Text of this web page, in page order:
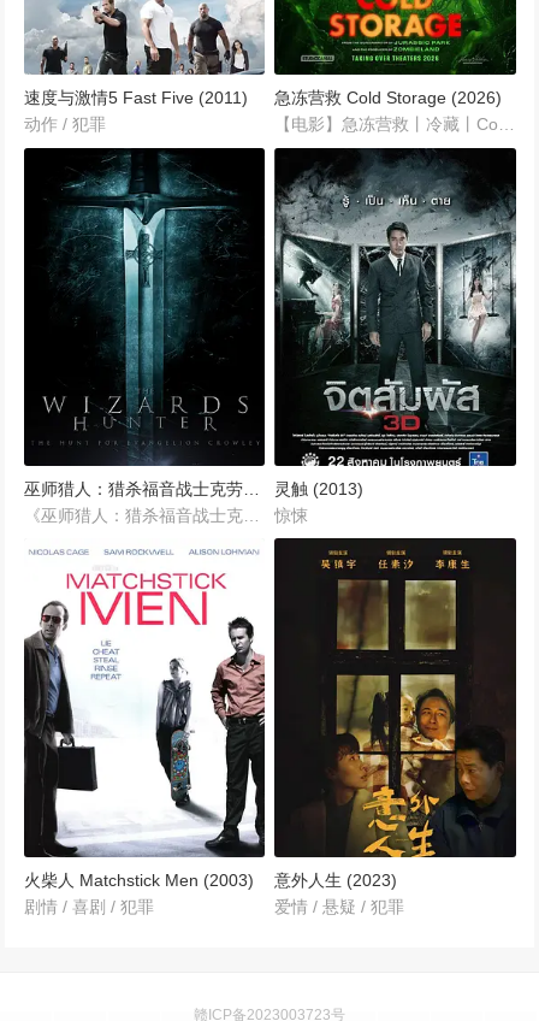
速度与激情5 Fast Five (2011)
动作 / 犯罪
急冻营救 Cold Storage (2026)
【电影】急冻营救丨冷藏丨Cold.Storage【2026】中文名: 急冻营救片名: Cold Storage年代: 2026导演: 强尼·坎贝尔...
巫师猎人：猎杀福音战士克劳利(2024)
《巫师猎人：猎杀福音战士克劳利》（The Wizards Hunter: The Hunt for Evangelion Crowley）是一部融合了奇幻与侦探元素的惊悚冒险片。影片讲述了一位与众不同的侦探塞缪尔·斯通（Samuel Stone）的故事，他是阿莱斯特·克劳利（Aleister Crowley）的后代之一，在一个充满邪恶、正义与隐秘力量交织的世界中展开了一场惊心动魄的冒险。...
灵触 (2013)
惊悚
火柴人 Matchstick Men (2003)
剧情 / 喜剧 / 犯罪
意外人生 (2023)
爱情 / 悬疑 / 犯罪
赣ICP备2023003723号